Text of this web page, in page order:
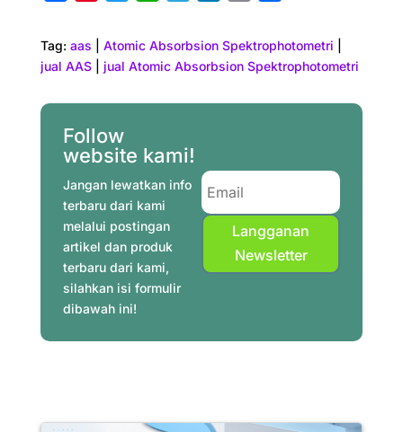
e
o
o
k
n
t
r
e
s
t
e
a
t
A
p
e
r
m
n
k
d
i
r
Tag: aas Atomic Absorbsion Spektrophotometri
jual AAS| jual Atomic Absorbsion Spektrophotometri
Follow
website kami!
Jangan lewatkan info
terbaru dari kami
melalui postingan
artikel dan produk
terbaru dari kami,
silahkan isi formulir
dibawah ini!
Langganan
Newsletter